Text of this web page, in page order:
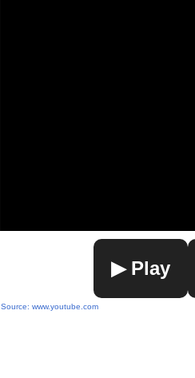
▶ Play
Source: www.youtube.com